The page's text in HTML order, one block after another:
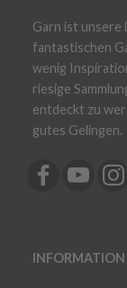
Garn ist unsere
fantastischen
wenig
riesige
entdeckt zu
gutes Gelingen.
INFORMATION